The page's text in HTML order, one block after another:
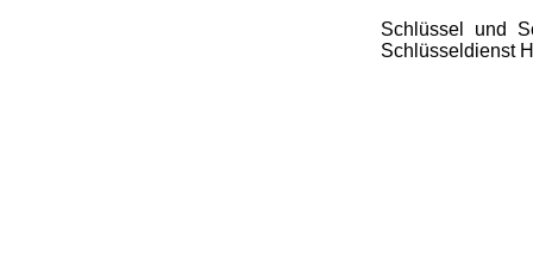
Schlüssel und
Schlüsseldienst